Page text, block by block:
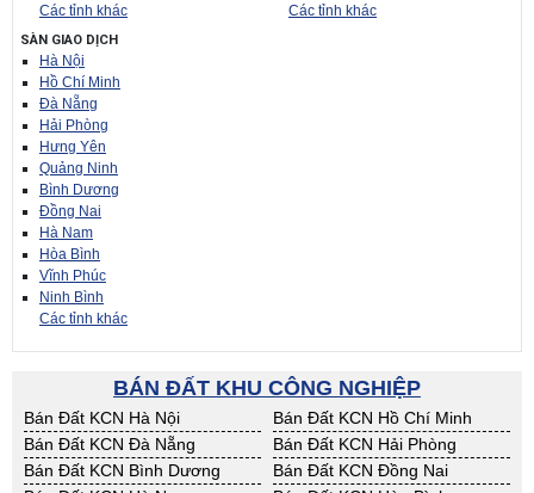
Các tỉnh khác
Các tỉnh khác
SÀN GIAO DỊCH
Hà Nội
Hồ Chí Minh
Đà Nẵng
Hải Phòng
Hưng Yên
Quảng Ninh
Bình Dương
Đồng Nai
Hà Nam
Hòa Bình
Vĩnh Phúc
Ninh Bình
Các tỉnh khác
BÁN ĐẤT KHU CÔNG NGHIỆP
Bán Đất KCN Hà Nội
Bán Đất KCN Hồ Chí Minh
Bán Đất KCN Đà Nẵng
Bán Đất KCN Hải Phòng
Bán Đất KCN Bình Dương
Bán Đất KCN Đồng Nai